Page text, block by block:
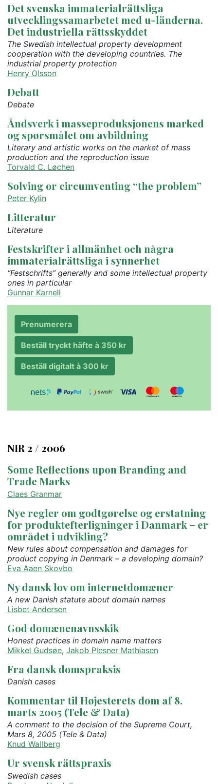
Det svenska immaterialrättsliga
utvecklingssamarbetet med u-länderna.
Det industriella rättsskyddet
The Swedish intellectual property development
cooperation with the developing countries. The
industrial property protection
Henry Olsson
Debatt
Debate
Åndsverk i masseproduksjonens marked
og spørsmålet om avbildning
Literary and artistic works on the market of mass
production and the reproduction issue
Torvald C. Løchen
Solving or circumventing “the problem”
Peter Kylin
Litteratur
Literature
Festskrifter i allmänhet och några
immaterialrättsliga i synnerhet
“Festschrifts” generally and some intellectual property
ones in particular
Gunnar Karnell
Prenumerera
Beställ tryckt häfte à 350 kr
Beställ digitalt à 300 kr
NIR 2 / 2006
Some Reflections upon Branding and
Trade Marks
Claes Granmar
Nye regler om godtgørelse og erstatning
for produktefterligninger i Danmark – er
området i udvikling?
New rules about compensation and damages for
product copying in Denmark – a developing domain?
Eva Aaen Skovbo
Ny dansk lov om internetdomæner
A new Danish statute about domain names
Lisbet Andersen
God domænenavnsskik
Honest practices in domain name matters
Mikkel Gudsøe, Jakob Plesner Mathiasen
Fra dansk domspraksis
Danish cases
Kommentar til Højesterets dom af 8.
marts 2005 (Tele & Data)
A comment to the decision of the Supreme Court,
Mars 8, 2005 (Tele & Data)
Knud Wallberg
Ur svensk rättspraxis
Swedish cases